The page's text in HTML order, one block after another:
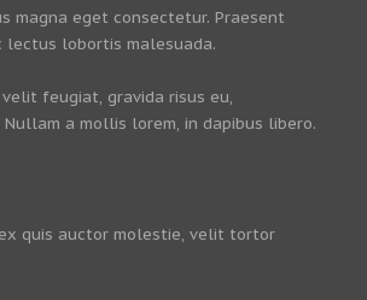
magna eget consectetur. Praesent
lectus lobortis malesuada.
feugiat, gravida risus eu,
a mollis lorem, in dapibus libero.
quis auctor molestie, velit tortor